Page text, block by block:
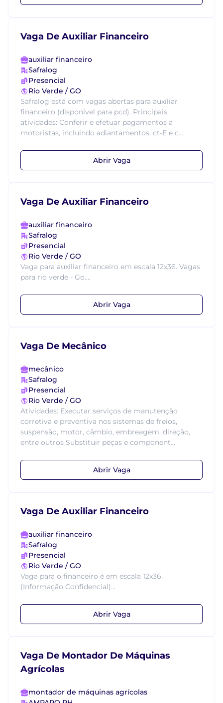
Vaga De Auxiliar Financeiro
auxiliar financeiro
Safralog
Presencial
Rio Verde / GO
Safralog está com vagas abertas para auxiliar
financeiro (disponível para pcd). Principais
atividades: Conferir e efetuar pagamentos a
motoristas, incluindo adiantamentos, ct-E e c...
Abrir Vaga
Vaga De Auxiliar Financeiro
auxiliar financeiro
Safralog
Presencial
Rio Verde / GO
Vaga para auxiliar financeiro em escala 12x36. Vagas
para rio verde - Go....
Abrir Vaga
Vaga De Mecânico
mecânico
Safralog
Presencial
Rio Verde / GO
Atividades: Executar serviços de manutenção
corretiva e preventiva nos sistemas de freios,
suspensão, motor, câmbio, embreagem, direção,
entre outros Substituir peças e component...
Abrir Vaga
Vaga De Auxiliar Financeiro
auxiliar financeiro
Safralog
Presencial
Rio Verde / GO
Vaga para o financeiro é em escala 12x36.
(Informação Confidencial)...
Abrir Vaga
Vaga De Montador De Máquinas
Agrícolas
montador de máquinas agrícolas